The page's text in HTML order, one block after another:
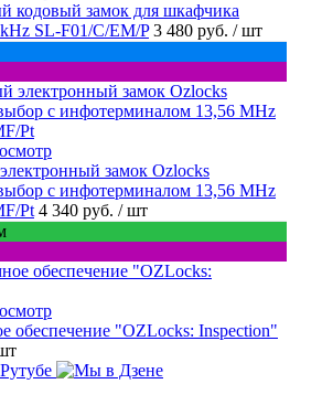
кодовый замок для шкафчика
SL-F01/C/EM/P 3 480 руб. / шт
замок Ozlocks
с инфотерминалом 13,56 MHz
Pt 4 340 руб. / шт
обеспечение "OZLocks: Inspection"